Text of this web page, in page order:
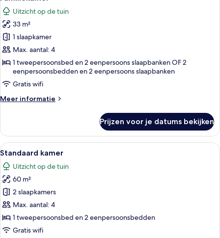
foto's
voor
Familiekamer
laden
Uitzicht op de tuin
33 m²
1 slaapkamer
Max. aantal: 4
1 tweepersoonsbed en 2 eenpersoons slaapbanken OF 2
eenpersoonsbedden en 2 eenpersoons slaapbanken
Gratis wifi
Meer informatie
Meer
Prijzen voor je datums bekijken
Alle
foto's
voor
Standaard
kamer
laden
Een hotelkamer met een groot bed,
7
Standaard kamer
Uitzicht op de tuin
60 m²
2 slaapkamers
Max. aantal: 4
1 tweepersoonsbed en 2 eenpersoonsbedden
Gratis wifi